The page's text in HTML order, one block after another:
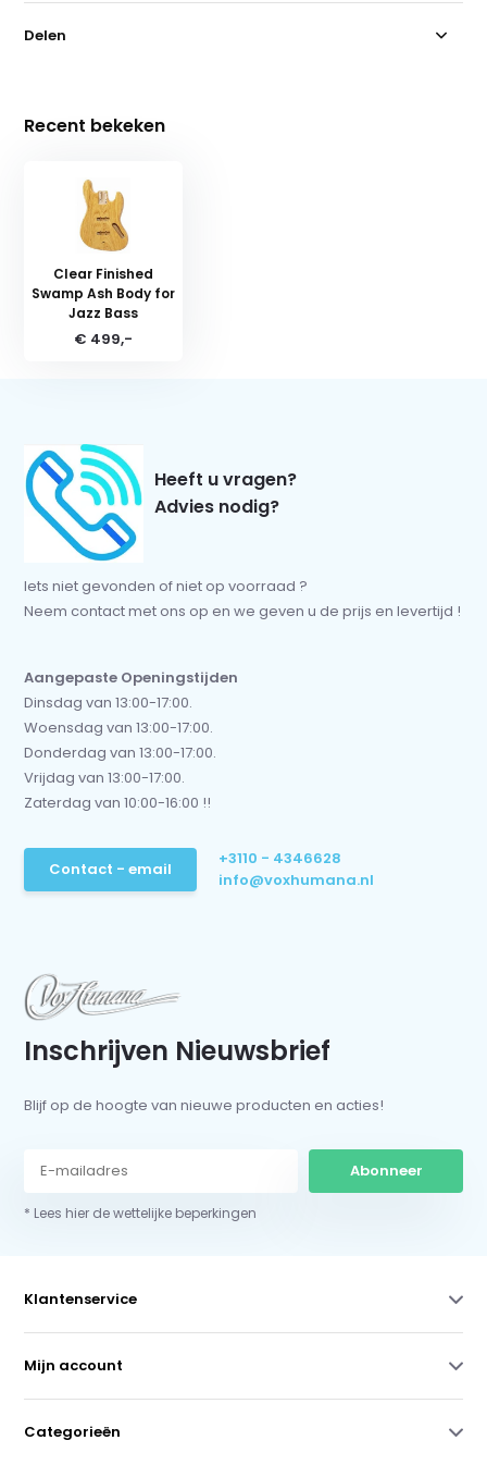
Delen
Recent bekeken
Clear Finished
Swamp Ash Body for
Jazz Bass
€ 499,-
Heeft u vragen?
Advies nodig?
Iets niet gevonden of niet op voorraad ?
Neem contact met ons op en we geven u de prijs en levertijd !
Aangepaste Openingstijden
Dinsdag van 13:00-17:00.
Woensdag van 13:00-17:00.
Donderdag van 13:00-17:00.
Vrijdag van 13:00-17:00.
Zaterdag van 10:00-16:00 !!
Contact - email
+3110 - 4346628
info@voxhumana.nl
Inschrijven Nieuwsbrief
Blijf op de hoogte van nieuwe producten en acties!
Abonneer
* Lees hier de wettelijke beperkingen
Klantenservice
Mijn account
Categorieën